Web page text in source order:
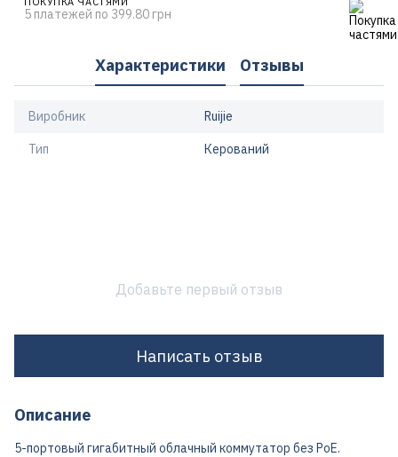
5 платежей по 399.80 грн
Характеристики Отзывы
Виробник Ruijie
Тип Керований
Добавьте первый отзыв
Написать отзыв
Описание
5-портовый гигабитный облачный коммутатор без PoE.